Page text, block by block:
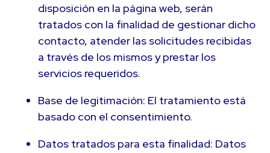
disposición en la página web, serán
tratados con la finalidad de gestionar dicho
contacto, atender las solicitudes recibidas
a través de los mismos y prestar los
servicios requeridos.
Base de legitimación: El tratamiento está
basado con el consentimiento.
Datos tratados para esta finalidad: Datos